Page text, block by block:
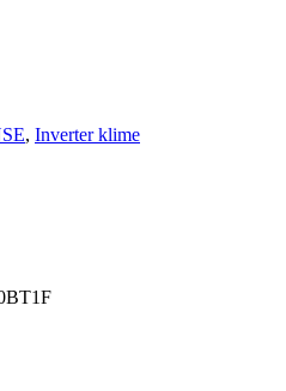
, Inverter klime